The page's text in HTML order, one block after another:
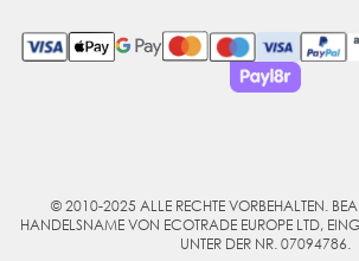
© 2010-2025 ALLE RECHTE VORBEHALTEN.
HANDELSNAME VON ECOTRADE EUROPE LTD,
UNTER DER NR. 07094786.